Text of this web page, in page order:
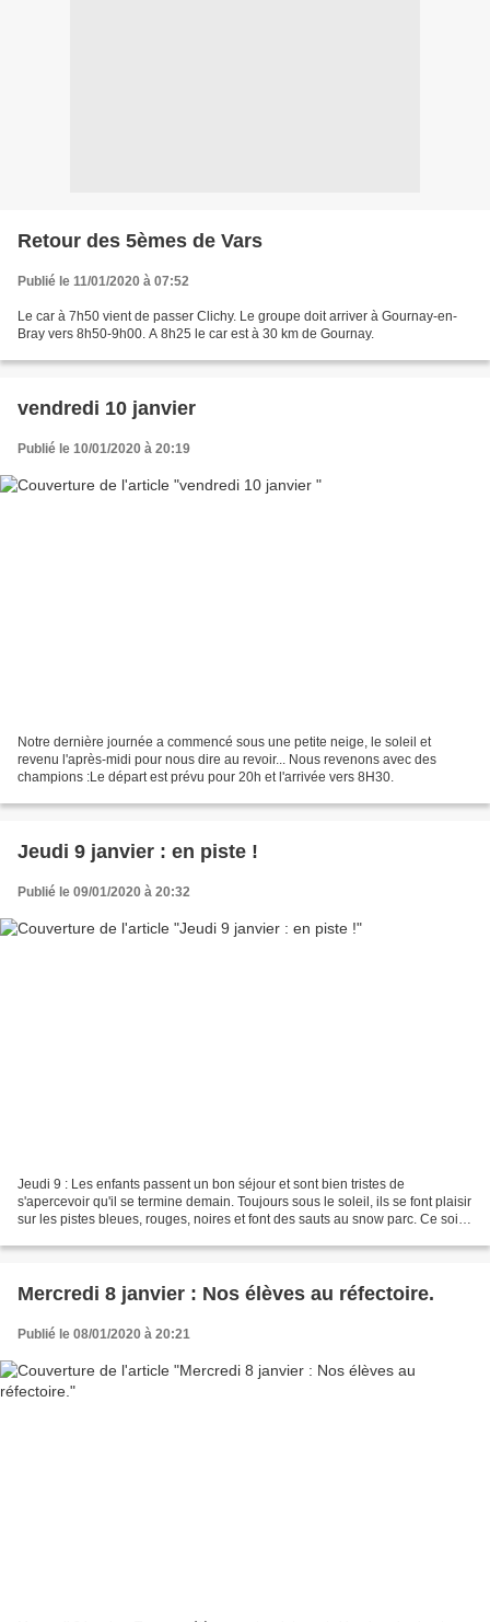
Retour des 5èmes de Vars
Publié le 11/01/2020 à 07:52
Le car à 7h50 vient de passer Clichy. Le groupe doit arriver à Gournay-en-
Bray vers 8h50-9h00. A 8h25 le car est à 30 km de Gournay.
vendredi 10 janvier
Publié le 10/01/2020 à 20:19
Notre dernière journée a commencé sous une petite neige, le soleil et
revenu l'après-midi pour nous dire au revoir... Nous revenons avec des
champions :Le départ est prévu pour 20h et l'arrivée vers 8H30.
Jeudi 9 janvier : en piste !
Publié le 09/01/2020 à 20:32
Jeudi 9 : Les enfants passent un bon séjour et sont bien tristes de
s'apercevoir qu'il se termine demain. Toujours sous le soleil, ils se font plaisir
sur les pistes bleues, rouges, noires et font des sauts au snow parc. Ce soir,
Mercredi 8 janvier : Nos élèves au réfectoire.
Publié le 08/01/2020 à 20:21